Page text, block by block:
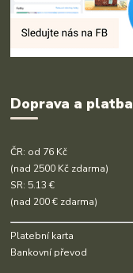
Doprava a platba
ČR: od 76 Kč
(nad 2500 Kč zdarma)
SR: 5.13 €
(nad 200 € zdarma)
Platební karta
Bankovní převod